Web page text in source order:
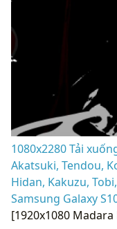
1080x2280 Tải
Akatsuki, Tendou,
Hidan, Kakuzu,
Samsung Galaxy
[1920x1080